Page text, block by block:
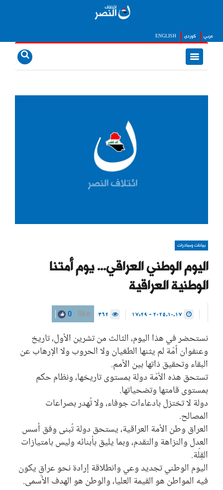
ENGLISH كوردى عربي
بيانات ومبادرات
اليوم الوطني العراقي... يوم أمتنا
الوطنية العراقية
like
0
نستحضر في هذا اليوم، الثالث من تشرين الأول، تاريخ
وعنفوان أمّة لم يثنها الطغيان ولا الحروب ولا الإرهاب عن
البقاء وتحقيق ذاتها بين الأمم.
تستحق هذه الأمّة دولة بمستوى تاريخها، ونظام حكم
بمستوى قامتها وتضحياتها.
دولة لا تختزل بادعاءات جوفاء، ولا تُهدر بصراعات
المصالح.
العراق وطن الأمة العراقية، يستحق دولة تُبنى وفق أسس
العدل والنزاهة والتقدم، وبما يليق بأبنائه وليس بامتيازات
القِلّة.
‏اليوم الوطني تجديد وعي وانطلاقة إرادة نحو عراقٍ يكون
فيه المواطن هو القيمة العليا، والوطن هو الهدف الأسمى.